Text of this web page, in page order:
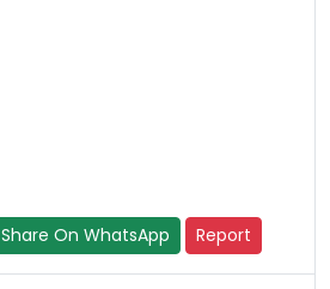
Share On WhatsApp Report